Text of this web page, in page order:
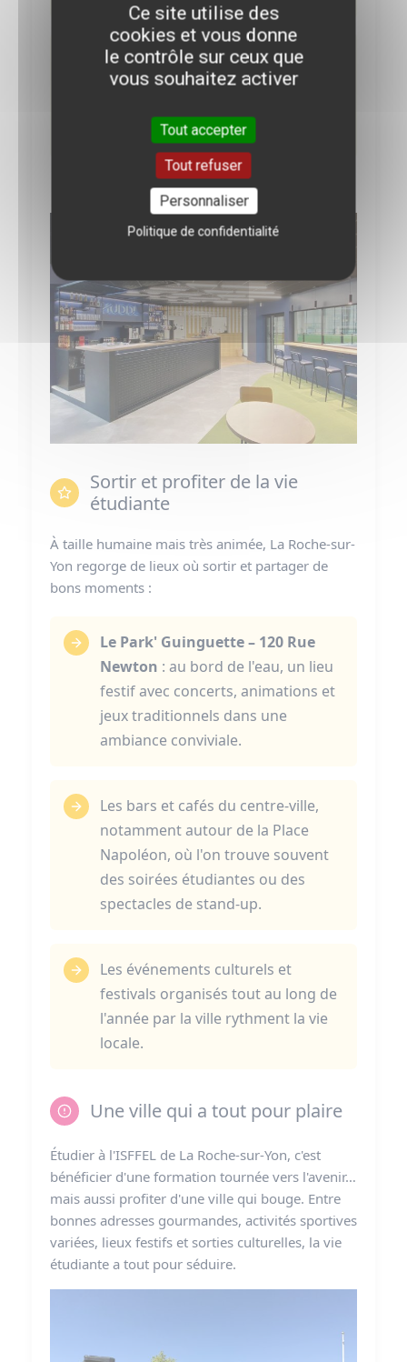
Les salles de sport et d'escalade de
la ville, idéales pour varier les
étudiants.
Sortir et profiter de la vie
étudiante
À taille humaine mais très animée, La Roche-sur-
Yon regorge de lieux où sortir et partager de
bons moments :
Le Park' Guinguette – 120 Rue
Newton : au bord de l'eau, un lieu
festif avec concerts, animations et
jeux traditionnels dans une
ambiance conviviale.
Les bars et cafés du centre-ville,
notamment autour de la Place
Napoléon, où l'on trouve souvent
des soirées étudiantes ou des
spectacles de stand-up.
Les événements culturels et
festivals organisés tout au long de
l'année par la ville rythment la vie
locale.
Une ville qui a tout pour plaire
Étudier à l'ISFFEL de La Roche-sur-Yon, c'est
bénéficier d'une formation tournée vers l'avenir…
mais aussi profiter d'une ville qui bouge. Entre
bonnes adresses gourmandes, activités sportives
variées, lieux festifs et sorties culturelles, la vie
étudiante a tout pour séduire.
Ce site utilise des
cookies et vous donne
le contrôle sur ceux que
vous souhaitez activer
Tout accepter
Tout refuser
Personnaliser
Politique de confidentialité